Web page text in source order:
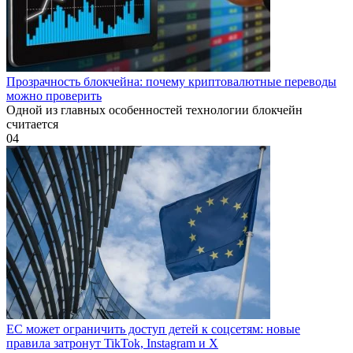
Прозрачность блокчейна: почему криптовалютные переводы
можно проверить
Одной из главных особенностей технологии блокчейн
считается
04
ЕС может ограничить доступ детей к соцсетям: новые
правила затронут TikTok, Instagram и X